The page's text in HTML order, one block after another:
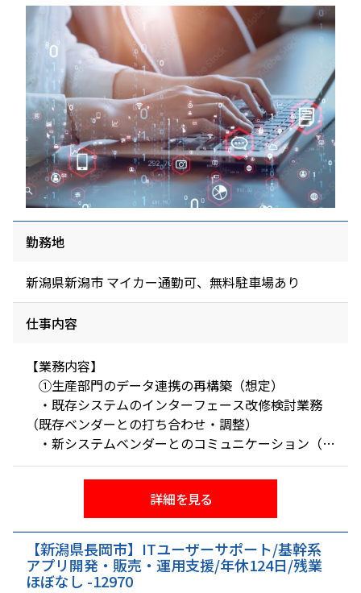
・Docker、Kubernetes、VMware Tanzu
・Zabbix、Ansible、Jenkins、Gitlab、Redmine
・Oracle、SQL Server 、Postgresql、MySQL
・Nginx、Apache 、IIS、Tomcat、
Laravel（PHP）、.Net Core
【入社後の流れ】
研修後は配属先でOJTを実施いたします。
勤務地
新潟県新潟市 マイカー通勤可、無料駐車場あり
仕事内容
【業務内容】
①生産部門のデータ連携の再構築（想定）
・既存システムのインターフェース改修検討業務
（既存ベンダーとの打ち合わせ・調整）
・新システムベンダーとのコミュニケーション（機
能要求、非機能要求事項の確定等）
・工場内ネットワークの検討（既存ネットワークの
・システム開発、テスト対応
②ＩＴシステム運用保守
・社内ＩＴシステムに関する不具合、障害発生時の
一次受付及びシステムベンダーサポート窓口への連絡
詳細を見る
【新潟県長岡市】ITユーザーサポート/基幹系
アプリ開発・販売・運用支援/年休124日/残業
ほぼなし -12970